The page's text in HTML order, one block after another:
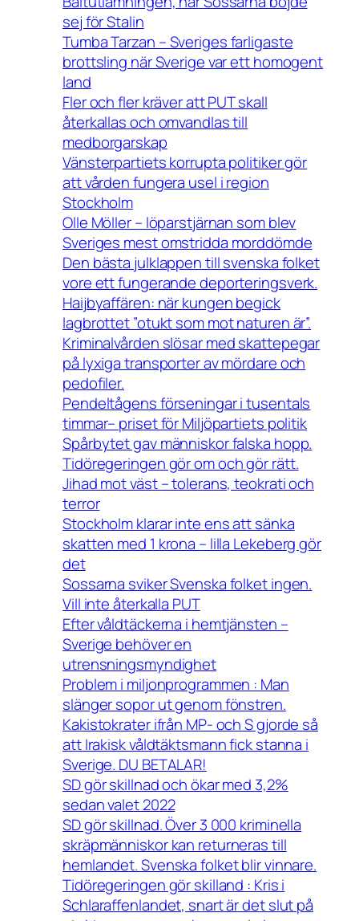
sej för Stalin
Tumba Tarzan – Sveriges farligaste
brottsling när Sverige var ett homogent
land
Fler och fler kräver att PUT skall
återkallas och omvandlas till
medborgarskap
Vänsterpartiets korrupta politiker gör
att vården fungera usel i region
Stockholm
Olle Möller – löparstjärnan som blev
Sveriges mest omstridda morddömde
Den bästa julklappen till svenska folket
vore ett fungerande deporteringsverk.
Haijbyaffären: när kungen begick
lagbrottet ”otukt som mot naturen är”.
Kriminalvården slösar med skattepegar
på lyxiga transporter av mördare och
pedofiler.
Pendeltågens förseningar i tusentals
timmar– priset för Miljöpartiets politik
Spårbytet gav människor falska hopp.
Tidöregeringen gör om och gör rätt.
Jihad mot väst – tolerans, teokrati och
terror
Stockholm klarar inte ens att sänka
skatten med 1 krona – lilla Lekeberg gör
det
Sossarna sviker Svenska folket ingen.
Vill inte återkalla PUT
Efter våldtäckerna i hemtjänsten –
Sverige behöver en
utrensningsmyndighet
Problem i miljonprogrammen : Man
slänger sopor ut genom fönstren.
Kakistokrater ifrån MP- och S gjorde så
att Irakisk våldtäktsmann fick stanna i
Sverige. DU BETALAR!
SD gör skillnad och ökar med 3,2%
sedan valet 2022
SD gör skillnad. Över 3 000 kriminella
skräpmänniskor kan returneras till
hemlandet. Svenska folket blir vinnare.
Tidöregeringen gör skilland : Kris i
Schlaraffenlandet, snart är det slut på